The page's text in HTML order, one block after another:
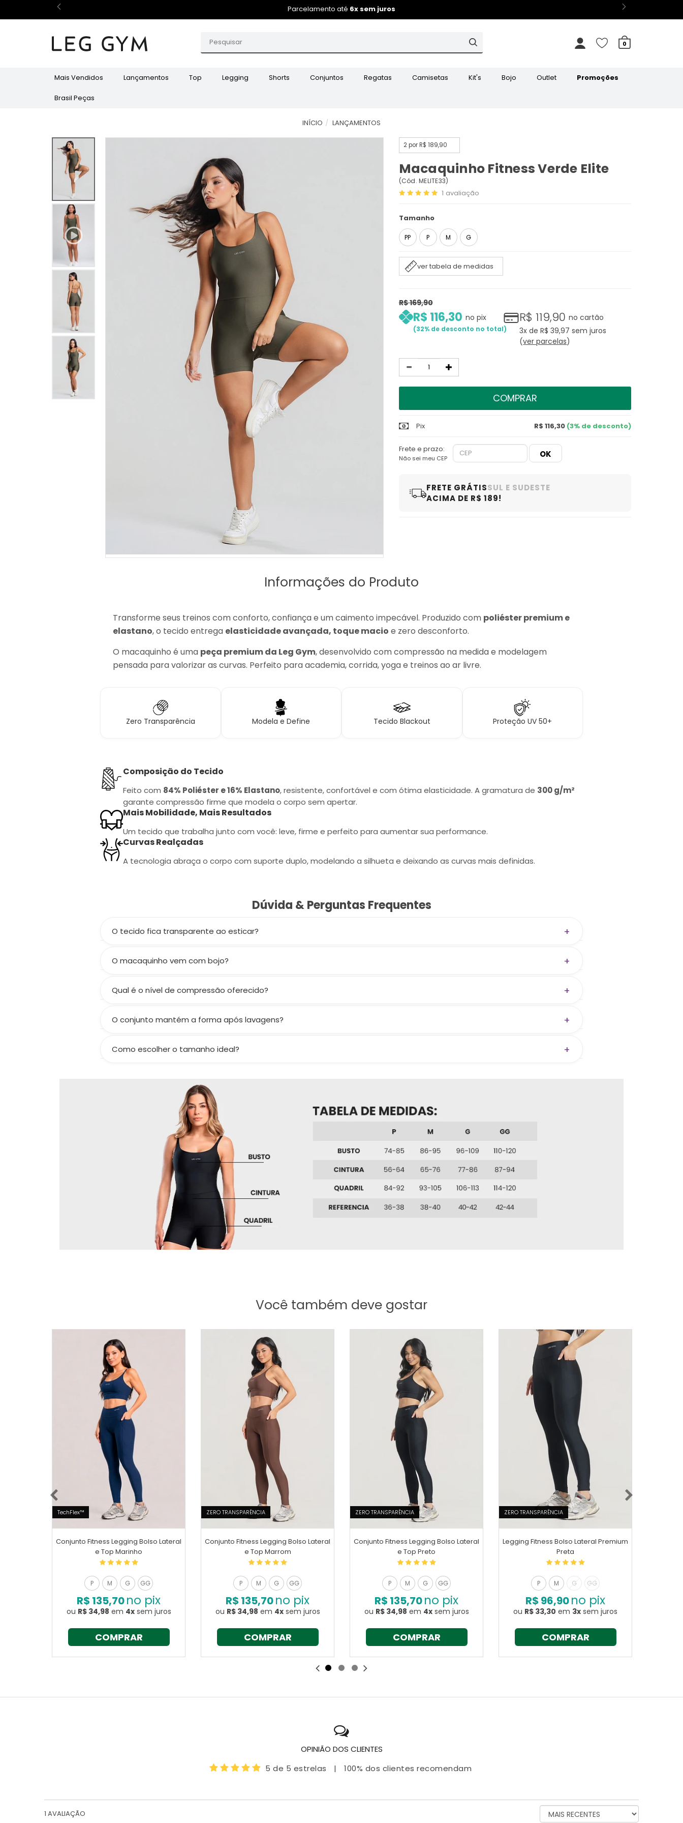
Parcelamento até 6x sem juros
0
Mais Vendidos Lançamentos Top Legging Shorts Conjuntos Regatas Camisetas Kit's Bojo Outlet Promoções
Brasil Peças
INÍCIO LANÇAMENTOS
2 por R$ 189,90
Macaquinho Fitness Verde Elite
(Cód. MELITE33)
1 avaliação
Tamanho
PP P M G
ver tabela de medidas
R$ 169,90
R$ 116,30
32%
no pix R$ 119,90 no cartão
3x deR$ 39,97 sem juros
ver parcelas
Quantidade
COMPRAR
Pix R$ 116,30 (3% de desconto)
Frete e prazo:
Não sei meu CEP
FRETE GRÁTISSUL E SUDESTE
ACIMA DE R$ 189!
Informações do Produto
Transforme seus treinos com conforto, confiança e um caimento impecável. Produzido com poliéster premium e
elastano, o tecido entrega elasticidade avançada, toque macio e zero desconforto.
O macaquinho é uma peça premium da Leg Gym, desenvolvido com compressão na medida e modelagem
pensada para valorizar as curvas. Perfeito para academia, corrida, yoga e treinos ao ar livre.
Zero Transparência Modela e Define Tecido Blackout Proteção UV 50+
Composição do Tecido
Feito com 84% Poliéster e 16% Elastano, resistente, confortável e com ótima elasticidade. A gramatura de 300 g/m²
garante compressão firme que modela o corpo sem apertar.
Mais Mobilidade, Mais Resultados
Um tecido que trabalha junto com você: leve, firme e perfeito para aumentar sua performance.
Curvas Realçadas
A tecnologia abraça o corpo com suporte duplo, modelando a silhueta e deixando as curvas mais definidas.
Dúvida & Perguntas Frequentes
O tecido fica transparente ao esticar? +
O macaquinho vem com bojo? +
sem volume extra.
Qual é o nível de compressão oferecido? +
O conjunto mantém a forma após lavagens? +
Como escolher o tamanho ideal? +
Você também deve gostar
TechFlex™
Conjunto Fitness Legging Bolso Lateral
e Top Marinho
P M G GG
R$ 135,70no pix
ou R$ 34,98 em 4xsem juros
COMPRAR
ZERO TRANSPARÊNCIA
Conjunto Fitness Legging Bolso Lateral
e Top Marrom
P M G GG
R$ 135,70no pix
ou R$ 34,98 em 4xsem juros
COMPRAR
ZERO TRANSPARÊNCIA
Conjunto Fitness Legging Bolso Lateral
e Top Preto
P M G GG
R$ 135,70no pix
ou R$ 34,98 em 4xsem juros
COMPRAR
ZERO TRANSPARÊNCIA
Legging Fitness Bolso Lateral Premium
Preta
P M G GG
R$ 96,90no pix
ou R$ 33,30 em 3x sem juros
COMPRAR
OPINIÃO DOS CLIENTES
5 de 5 estrelas
| 100% dos clientes recomendam
1 AVALIAÇÃO
ORDENAR
AVALIAÇÕES